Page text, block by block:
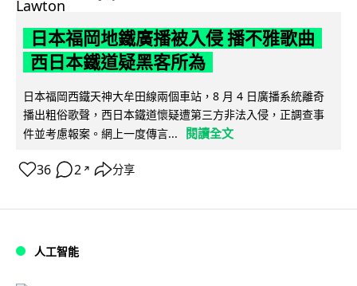
日本福岡地鐵廣播被入侵 播不雅歌曲
西日本鐵道疑黑客所為
日本福岡西鐵天神大牟田線兩個車站，8 月 4 日廣播系統離奇
播出粗俗歌聲，西日本鐵道懷疑遭第三方非法入侵，正調查事
件並考慮報案。網上一度傳言...
閱讀全文
36 2 ↗ 分享
人工智能